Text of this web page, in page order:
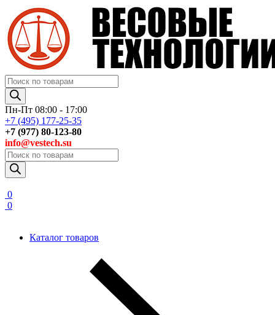
Поиск
товаров
Пн-Пт 08:00 - 17:00
+7 (495) 177-25-35
+7 (977) 80-123-80
info@vestech.su
Поиск
товаров
0
0
Каталог товаров